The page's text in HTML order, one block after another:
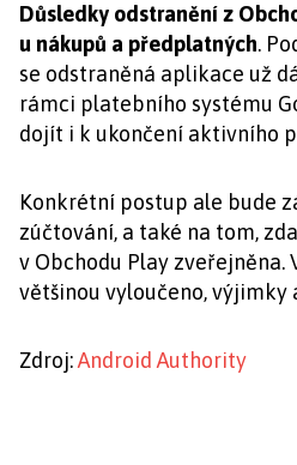
Důsledky odstranění z
u nákupů a předplatných.
se odstraněná aplikace už
rámci platebního systému
dojít i k ukončení aktivního
Konkrétní postup ale bude
zúčtování, a také na tom,
v Obchodu Play zveřejněna.
většinou vyloučeno, výjimky
Zdroj:Android Authority